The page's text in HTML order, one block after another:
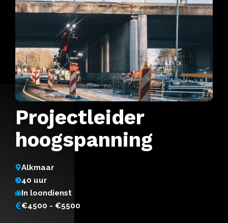
Projectleider
hoogspanning
Alkmaar
40 uur
In loondienst
€4500 - €5500